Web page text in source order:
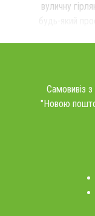
вуличну
будь-який
Самовивіз
"Новою